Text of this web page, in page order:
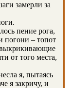
замерли за
пение рога,
погони – топот
выкрикивающие
от того места,
я, пытаясь
я закричу, и